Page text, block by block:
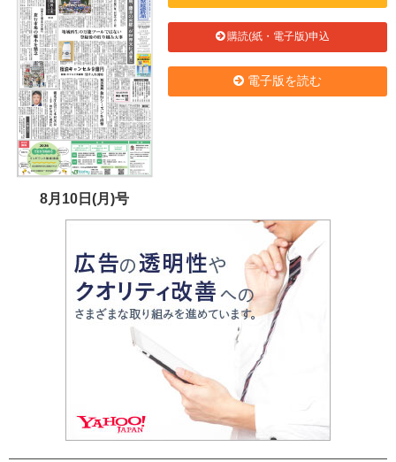
8月10日(月)号
購読(紙・電子版)申込
電子版を読む